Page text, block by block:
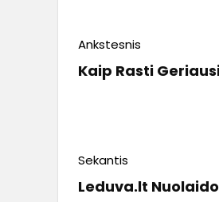
Ankstesnis
Kaip Rasti
Sekantis
Leduva.lt